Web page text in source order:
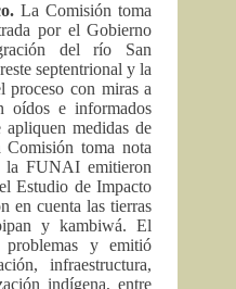
La Comisión toma
por el Gobierno
del río San
septentrional y la
con miras a
oídos e informados
medidas de
toma nota
FUNAI emitieron
Estudio de Impacto
en cuenta las tierras
y kambiwá. El
problemas y emitió
infraestructura,
indígena, entre